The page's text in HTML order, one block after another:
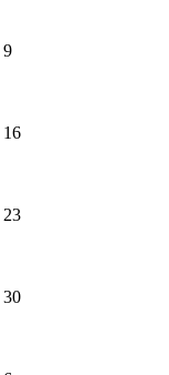
9
16
23
30